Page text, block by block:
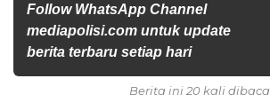
Follow WhatsApp Channel
mediapolisi.com untuk update
berita terbaru setiap hari
Berita ini 20 kali dibaca